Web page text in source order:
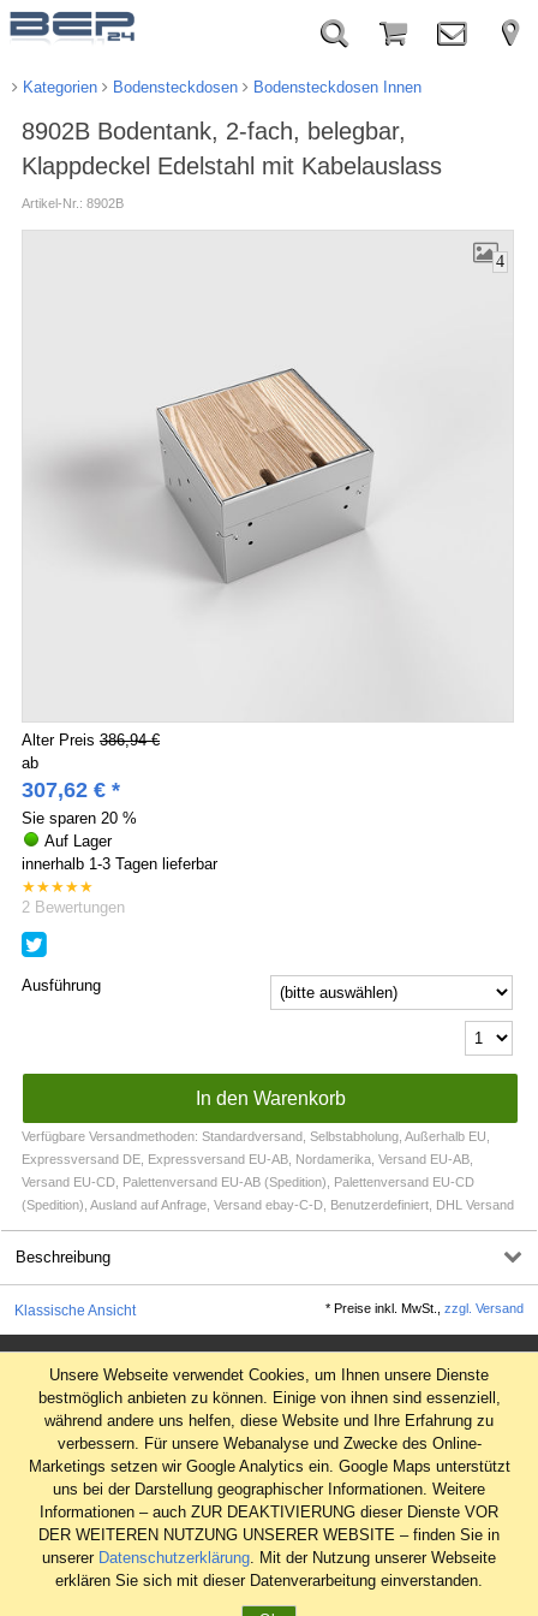
Kategorien Bodensteckdosen Bodensteckdosen Innen
8902B Bodentank, 2-fach, belegbar,
Klappdeckel Edelstahl mit Kabelauslass
Artikel-Nr.: 8902B
4
Alter Preis 386,94 €
ab
307,62 €*
Sie sparen 20 %
Auf Lager
innerhalb 1-3 Tagen lieferbar
★ ★ ★ ★ ★
2Bewertungen
Ausführung
Verfügbare Versandmethoden: Standardversand, Selbstabholung, Außerhalb EU,
Expressversand DE, Expressversand EU-AB, Nordamerika, Versand EU-AB,
Versand EU-CD, Palettenversand EU-AB (Spedition), Palettenversand EU-CD
(Spedition), Ausland auf Anfrage, Versand ebay-C-D, Benutzerdefiniert, DHL Versand
Beschreibung
Klassische Ansicht *Preise inkl. MwSt.,zzgl. Versand
AGB
Datenschutz
Widerrufsrecht
Unsere Webseite verwendet Cookies, um Ihnen unsere Dienste
bestmöglich anbieten zu können. Einige von ihnen sind essenziell,
während andere uns helfen, diese Website und Ihre Erfahrung zu
verbessern. Für unsere Webanalyse und Zwecke des Online-
Marketings setzen wir Google Analytics ein. Google Maps unterstützt
uns bei der Darstellung geographischer Informationen. Weitere
Informationen – auch ZUR DEAKTIVIERUNG dieser Dienste VOR
DER WEITEREN NUTZUNG UNSERER WEBSITE – finden Sie in
unserer Datenschutzerklärung. Mit der Nutzung unserer Webseite
erklären Sie sich mit dieser Datenverarbeitung einverstanden.